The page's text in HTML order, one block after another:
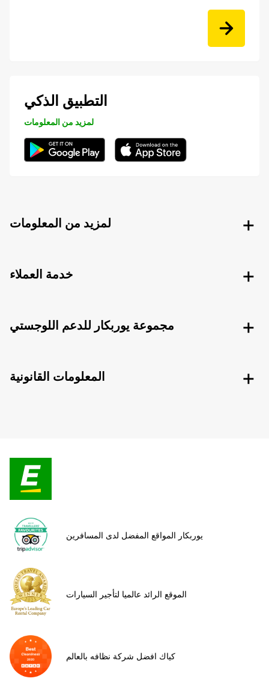
التطبيق الذكي
لمزيد من المعلومات
لمزيد من المعلومات
خدمة العملاء
مجموعة يوربكار للدعم اللوجستي
المعلومات القانونية
يوربكار المواقع المفضل لدى المسافرين
الموقع الرائد عالميا لتأجير السيارات
كياك افضل شركة نظافه بالعالم